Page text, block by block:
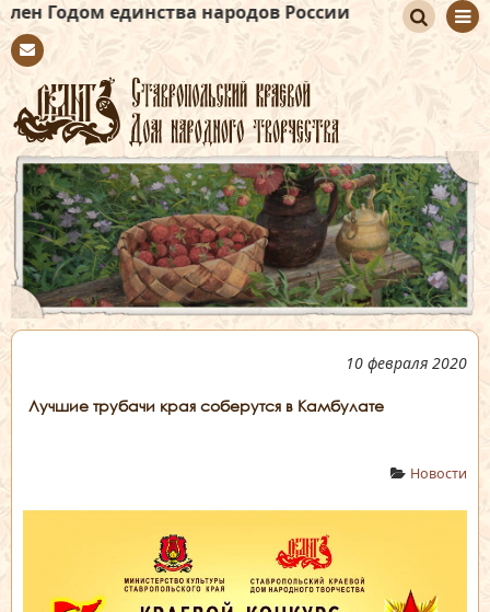
народов России
tact
иск
10 февраля 2020
Лучшие трубачи края соберутся в Камбулате
Новости